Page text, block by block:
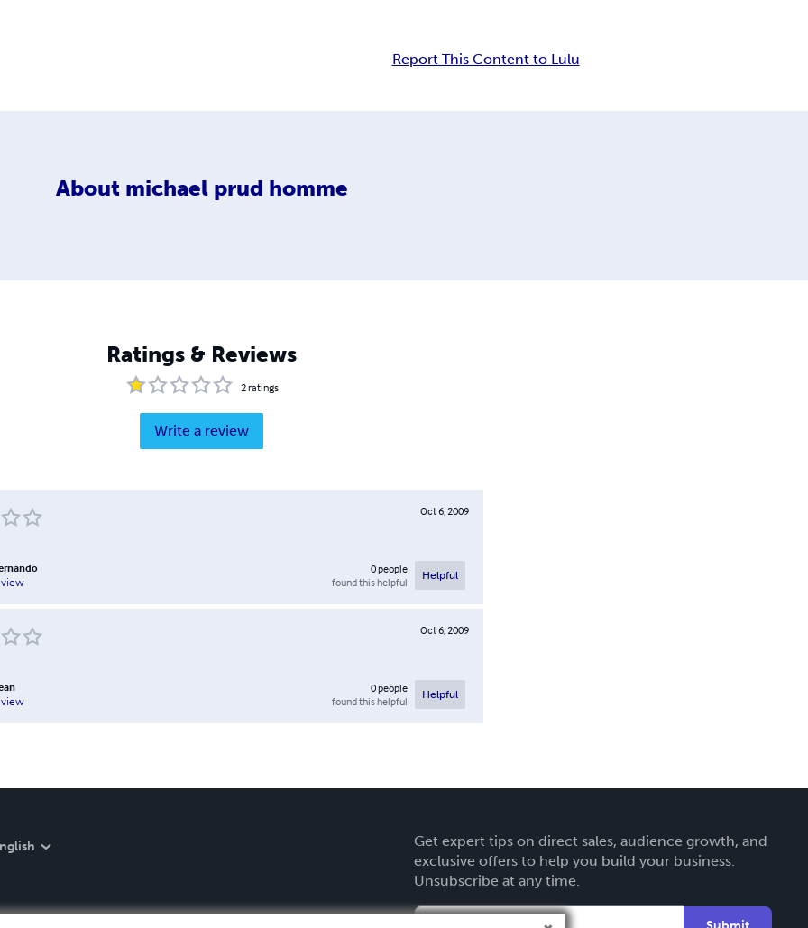
Report This Content to Lulu
About michael prud homme
Ratings & Reviews
2ratings
Write a review
Oct 6, 2009
0people
found this helpful
Helpful
Oct 6, 2009
0people
found this helpful
Helpful
Get expert tips on direct sales, audience growth, and
exclusive offers to help you build your business.
Unsubscribe at any time.